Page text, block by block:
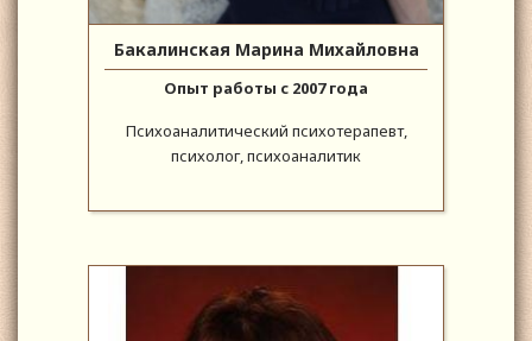
Бакалинская Марина Михайловна
Опыт работы с 2007 года
Психоаналитический психотерапевт,
психолог, психоаналитик